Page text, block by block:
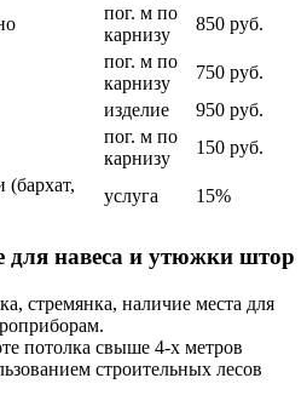
пог. м по
карнизу
850 руб.
пог. м по
карнизу
750 руб.
изделие
950 руб.
пог. м по
карнизу
150 руб.
услуга 15%
для навеса и утюжки штор
стремянка, наличие места для
потолка свыше 4-х метров
строительных лесов